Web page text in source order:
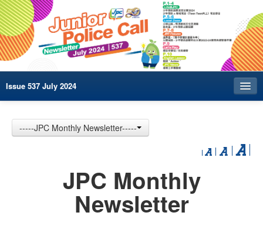
Issue 537 July 2024
Archives
-----JPC Monthly Newsletter-----
JPC Monthly
Newsletter